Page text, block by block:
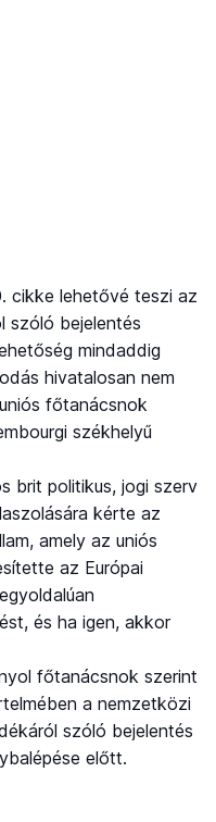
cikke lehetővé teszi az
szóló bejelentés
mindaddig
hivatalosan nem
főtanácsnok
székhelyű
brit politikus, jogi szerv
kérte az
amely az uniós
az Európai
és ha igen, akkor
főtanácsnok szerint
a nemzetközi
szóló bejelentés
előtt.